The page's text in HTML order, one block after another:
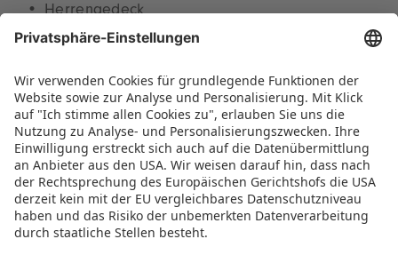
Herrengedeck
Levi Bar im Leonardo Royal Hotel
TREFF im Arvena Park Hotel
PRESSEMITTEILUNG ALS PDF HERUNTERLADEN
REZEPT TOYCOCKTAIL HERUNTERLADEN